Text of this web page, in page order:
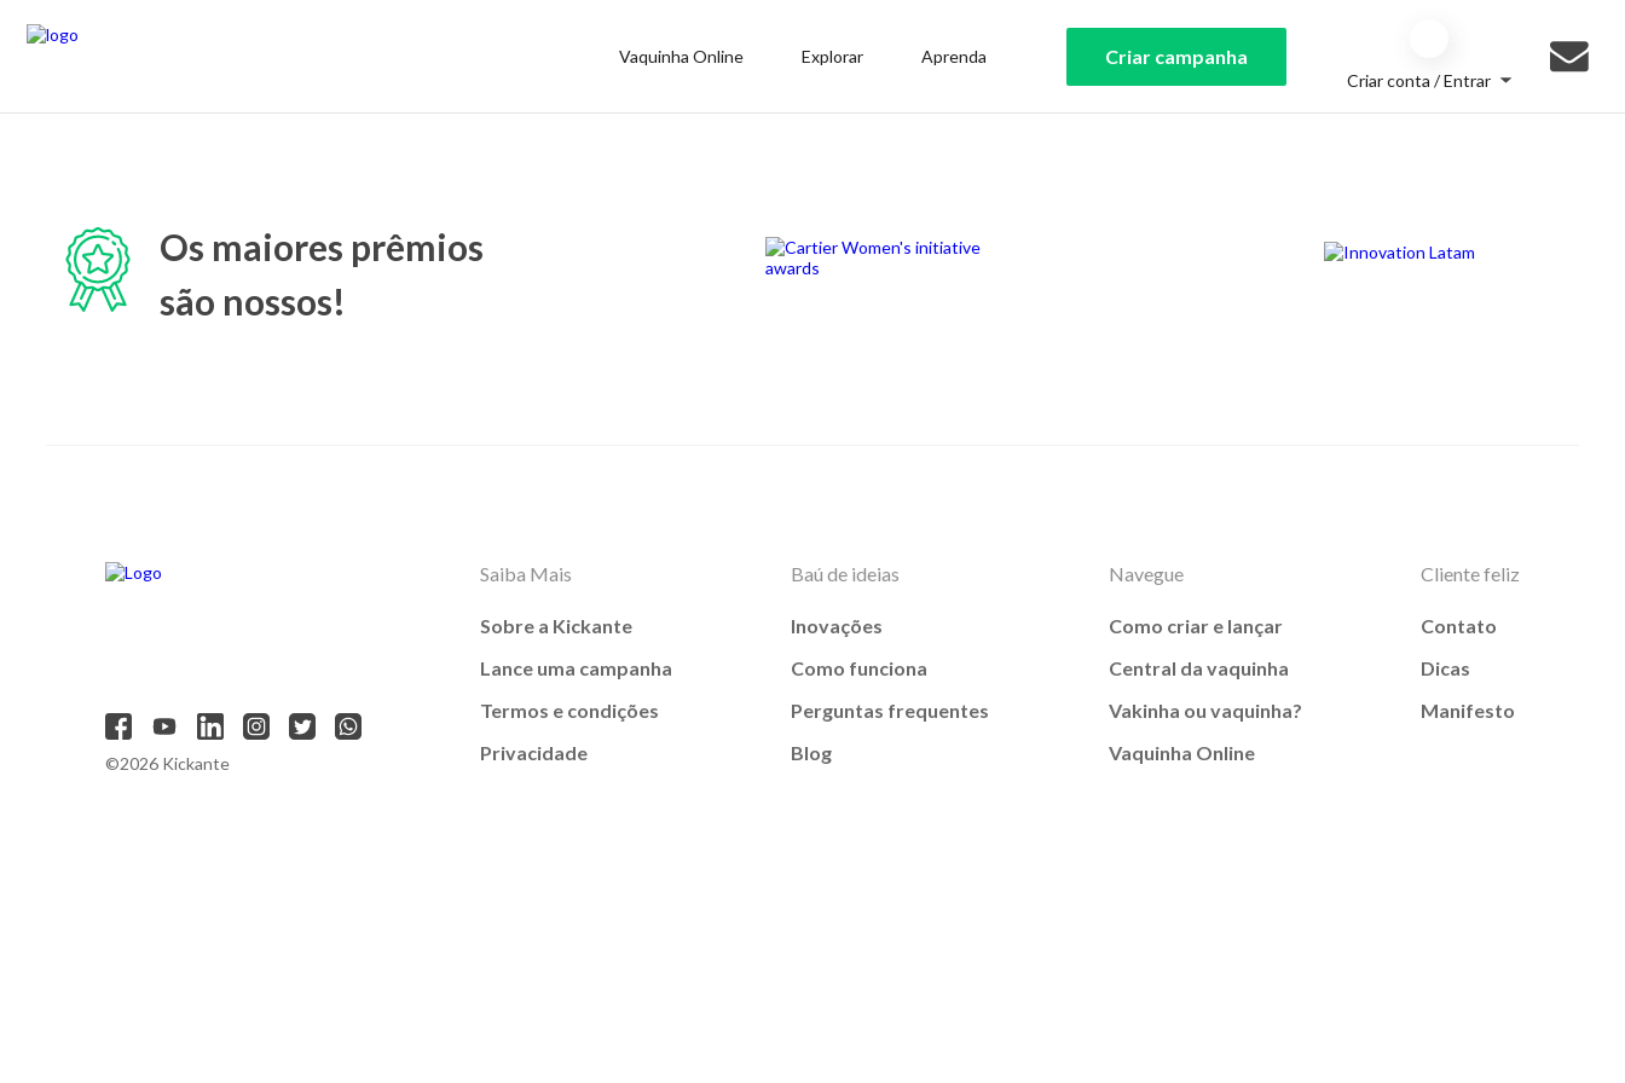
Vaquinha Online Explorar Aprenda Criar campanha
Criar conta / Entrar
Os maiores prêmios
são nossos!
©2026 Kickante
Saiba Mais
Sobre a Kickante
Lance uma campanha
Termos e condições
Privacidade
Baú de ideias
Inovações
Como funciona
Perguntas frequentes
Blog
Navegue
Como criar e lançar
Central da vaquinha
Vakinha ou vaquinha?
Vaquinha Online
Cliente feliz
Contato
Dicas
Manifesto